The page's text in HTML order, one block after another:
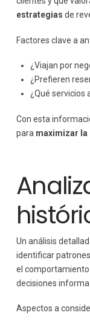
estrategias de
Factores clave a
¿Viajan por
¿Prefieren
¿Qué servicios
Con esta
para maximizar
Un análisis
identificar
el comportamiento
decisiones
Aspectos a